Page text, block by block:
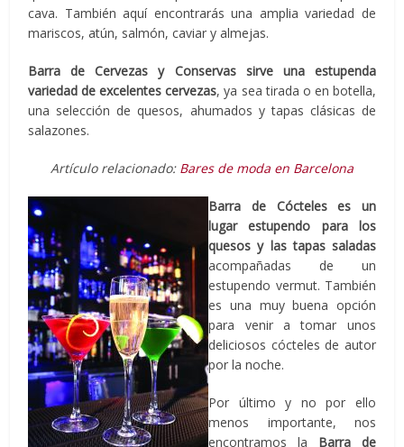
cava. También aquí encontrarás una amplia variedad de
mariscos, atún, salmón, caviar y almejas.
Barra de Cervezas y Conservas sirve una estupenda
variedad de excelentes cervezas, ya sea tirada o en botella,
una selección de quesos, ahumados y tapas clásicas de
salazones.
Artículo relacionado: Bares de moda en Barcelona
Barra de Cócteles es un
lugar estupendo para los
quesos y las tapas saladas
acompañadas de un
estupendo vermut. También
es una muy buena opción
para venir a tomar unos
deliciosos cócteles de autor
por la noche.
Por último y no por ello
menos importante, nos
encontramos la Barra de